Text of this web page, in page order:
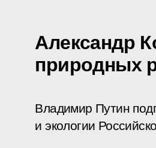
Александр
природных
Владимир Путин
и экологии